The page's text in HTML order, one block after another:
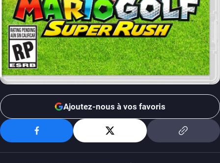
Ajoutez-nous à vos favoris